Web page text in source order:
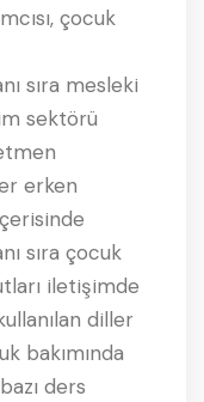
çocuk
sıra mesleki
sektörü
erken
sıra çocuk
iletişimde
diller
bakımında
ders